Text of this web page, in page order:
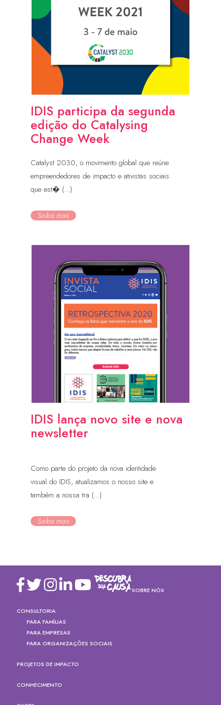
IDIS participa da segunda
edição do Catalysing
Change Week
Catalyst 2030, o movimento global que reúne
empreendedores de impacto e ativistas sociais
que est� (...)
Saiba mais
IDIS lança novo site e nova
newsletter
Como parte do projeto da nova identidade
visual do IDIS, atualizamos o nosso site e
também a nossa tra (...)
Saiba mais
SOBRE NÓS
CONSULTORIA
PARA FAMÍLIAS
PARA EMPRESAS
PARA ORGANIZAÇÕES SOCIAIS
PROJETOS DE IMPACTO
CONHECIMENTO